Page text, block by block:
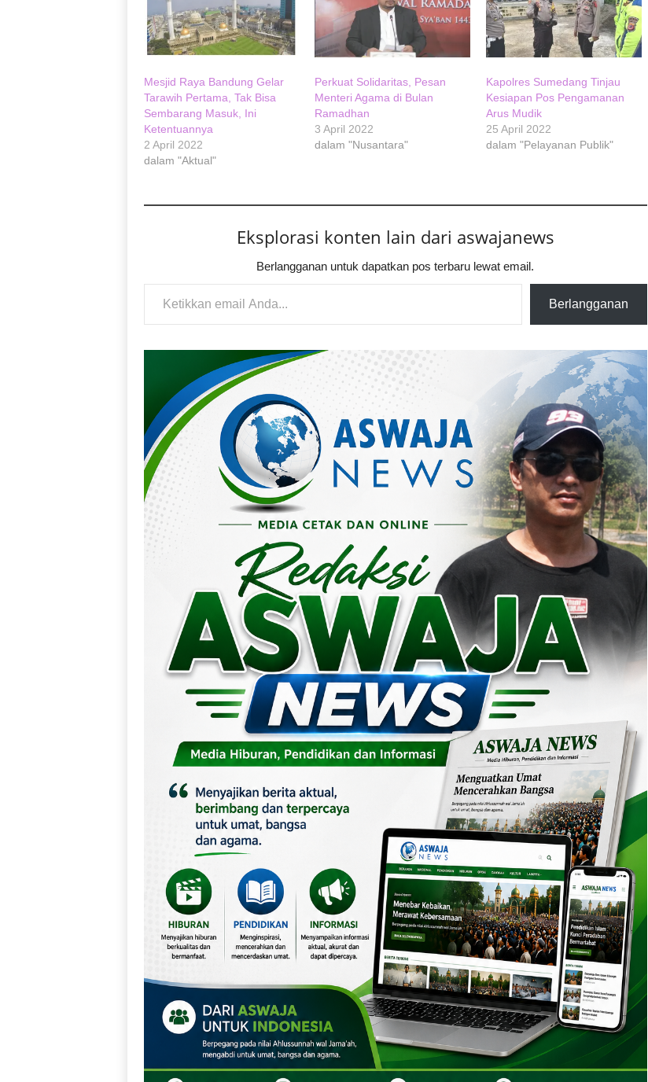
Mesjid Raya Bandung Gelar
Tarawih Pertama, Tak Bisa
Sembarang Masuk, Ini
Ketentuannya
2 April 2022
dalam "Aktual"
Perkuat Solidaritas, Pesan
Menteri Agama di Bulan
Ramadhan
3 April 2022
dalam "Nusantara"
Kapolres Sumedang Tinjau
Kesiapan Pos Pengamanan
Arus Mudik
25 April 2022
dalam "Pelayanan Publik"
Eksplorasi konten lain dari aswajanews
Berlangganan untuk dapatkan pos terbaru lewat email.
Ketikkan email Anda...
Berlangganan